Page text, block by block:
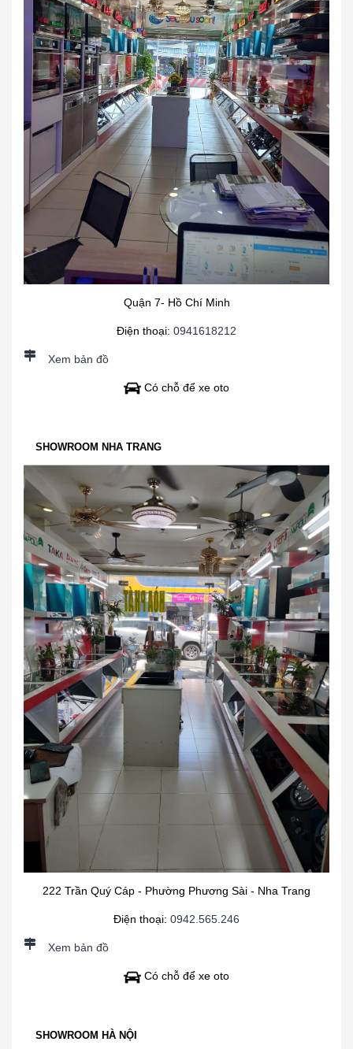
Quận 7- Hồ Chí Minh
Điện thoại: 0941618212
Xem bản đồ
Có chỗ để xe oto
SHOWROOM NHA TRANG
222 Trần Quý Cáp - Phường Phương Sài - Nha Trang
Điện thoại: 0942.565.246
Xem bản đồ
Có chỗ để xe oto
SHOWROOM HÀ NỘI